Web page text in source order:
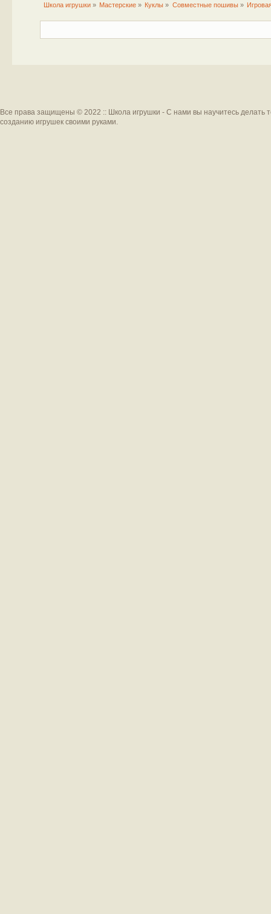
Школа игрушки» Мастерские » Куклы » Совместные пошивы»
Все права защищены © 2022 :: Школа игрушки - С нами вы научитесь делать
созданию игрушек своими руками.